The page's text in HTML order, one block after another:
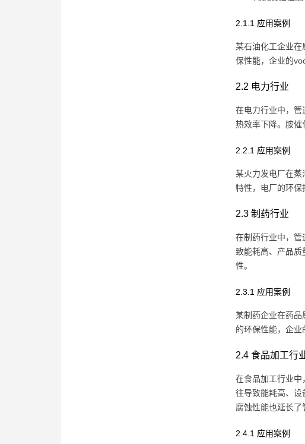
2.1.1 应用案例
某石油化工企业
保性能，企业的
2.2 电力行业
在电力行业中，管
热效率下降。胺催
2.2.1 应用案例
某火力发电厂在
特性，电厂的环保
2.3 制药行业
在制药行业中，管
致能耗高、产品质
性。
2.3.1 应用案例
某制药企业在药
的环保性能，企业
2.4 食品加工行
在食品加工行业中
往导致能耗高、
腐蚀性能也延长了
2.4.1 应用案例